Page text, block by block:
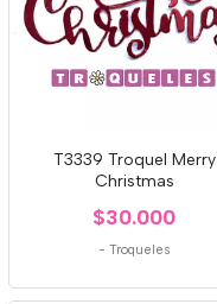
T3339 Troquel Merry
Christmas
$30.000
- Troqueles